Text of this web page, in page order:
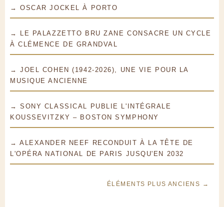
→ OSCAR JOCKEL À PORTO
→ LE PALAZZETTO BRU ZANE CONSACRE UN CYCLE
À CLÉMENCE DE GRANDVAL
→ JOEL COHEN (1942-2026), UNE VIE POUR LA
MUSIQUE ANCIENNE
→ SONY CLASSICAL PUBLIE L'INTÉGRALE
KOUSSEVITZKY – BOSTON SYMPHONY
→ ALEXANDER NEEF RECONDUIT À LA TÊTE DE
L'OPÉRA NATIONAL DE PARIS JUSQU'EN 2032
ÉLÉMENTS PLUS ANCIENS →